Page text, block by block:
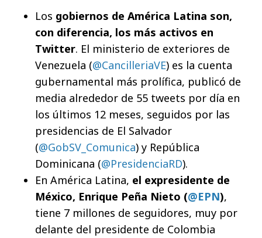
Los gobiernos de América Latina son,
con diferencia, los más activos en
Twitter. El ministerio de exteriores de
Venezuela (@CancilleriaVE) es la cuenta
gubernamental más prolífica, publicó de
media alrededor de 55 tweets por día en
los últimos 12 meses, seguidos por las
presidencias de El Salvador
(@GobSV_Comunica) y República
Dominicana (@PresidenciaRD).
En América Latina, el expresidente de
México, Enrique Peña Nieto (@EPN),
tiene 7 millones de seguidores, muy por
delante del presidente de Colombia